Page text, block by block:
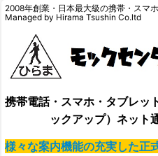
2008年創業・日本最大級の携帯・スマ
Managed by Hirama Tsushin Co.ltd
携帯電話・スマホ・タブレッ
ックアップ）ネット
様々な案内機能の充実した正